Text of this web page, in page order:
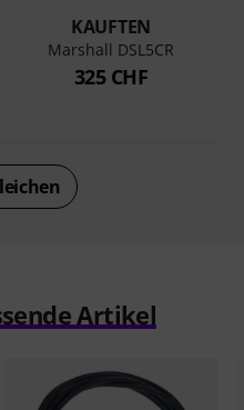
KAUFTEN
Marshall DSL5CR
325 CHF
Artikel